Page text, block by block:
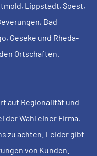
Lippstadt, Soest,
Bad
Geseke und Rheda-
Ortschaften.
auf Regionalität und
der Wahl einer Firma,
zu achten. Leider gibt
von Kunden.